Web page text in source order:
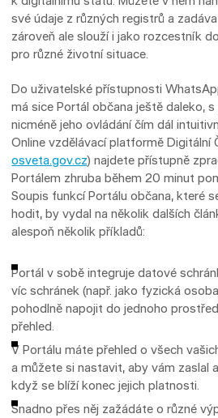
své údaje z různých registrů a
zároveň ale slouží i jako rozcestník
pro různé životní situace.
Do uživatelské přístupnosti
má sice Portál občana ještě daleko,
nicméně jeho ovládání čím dál
Online vzdělávací platformě Digitální
osveta.gov.cz) najdete přístupně
Portálem zhruba během 20 minut
Soupis funkcí Portálu občana, které
hodit, by vydal na několik dalších
alespoň několik příkladů:
Portál v sobě integruje datové
víc schránek (např. jako fyzická
pohodlně napojit do jednoho
přehled.
V Portálu máte přehled o všech
a můžete si nastavit, aby vám zaslal
když se blíží konec jejich platnosti.
Snadno přes něj zažádáte o různé